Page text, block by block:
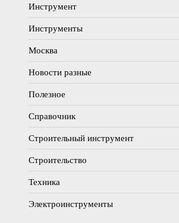
Инструмент
Инструменты
Москва
Новости разные
Полезное
Справочник
Строительный инструмент
Строительство
Техника
Электроинструменты